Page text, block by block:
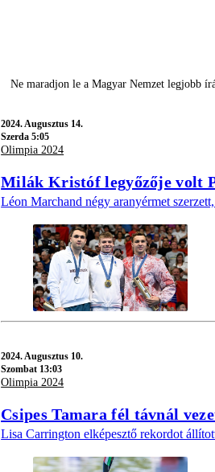
Ne maradjon le a Magyar Nemzet legjobb
2024.Augusztus 14.
Szerda 5:05
Olimpia 2024
Milák Kristóf legyőzője volt
Léon Marchand négy aranyérmet
2024.Augusztus 10.
Szombat 13:03
Olimpia 2024
Csipes Tamara fél távnál
Lisa Carrington elképesztő rekordot